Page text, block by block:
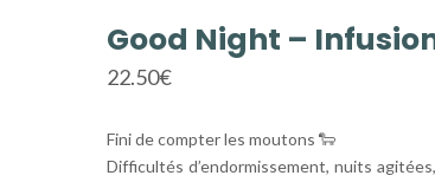
Good Night –
22.50€
Fini de compter les moutons 🐑
Difficultés d’endormissement, nuits